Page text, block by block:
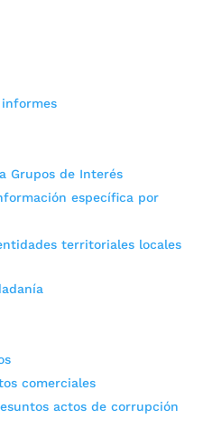
Grupos de Interés
específica por
territoriales locales
comerciales
actos de corrupción
Mesa de
de Bucaramanga
capacidad de liderazgo y
Rodríguez – Coord.
de Bucaramanga
Municipal de
Niñas y Adolescentes,
6 a 17 años–. Se trata de